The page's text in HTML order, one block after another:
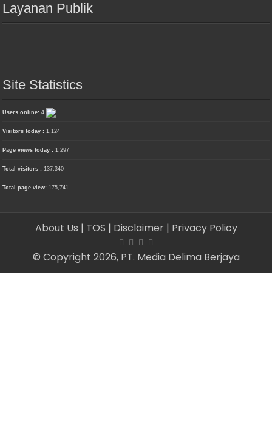
Layanan Publik
Site Statistics
Users online:4
Visitors today :1,124
Page views today :1,297
Total visitors :137,340
Total page view:175,741
About Us | TOS | Disclaimer | Privacy Policy
© Copyright 2026, PT. Media Delima Berjaya